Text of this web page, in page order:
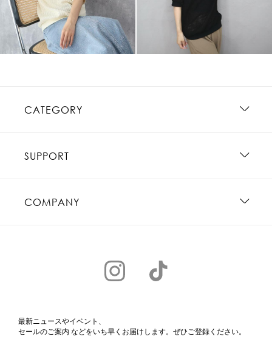
CATEGORY
SUPPORT
COMPANY
最新ニュースやイベント、
セールのご案内 などをいち早くお届けします。ぜひご登録ください。